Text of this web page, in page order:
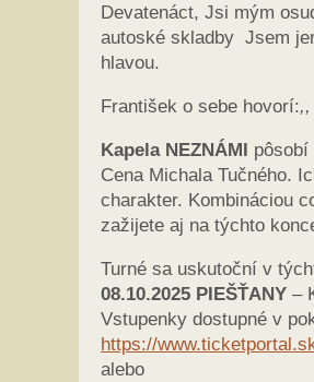
Devatenáct, Jsi mým
autoské skladby Jsem
hlavou.
František o sebe hovorí:
Kapela NEZNÁMI pôsobí
Cena Michala Tučného.
charakter. Kombináciou
zažijete aj na týchto
Turné sa uskutoční v
08.10.2025 PIEŠŤANY –
Vstupenky dostupné v
https://
alebo